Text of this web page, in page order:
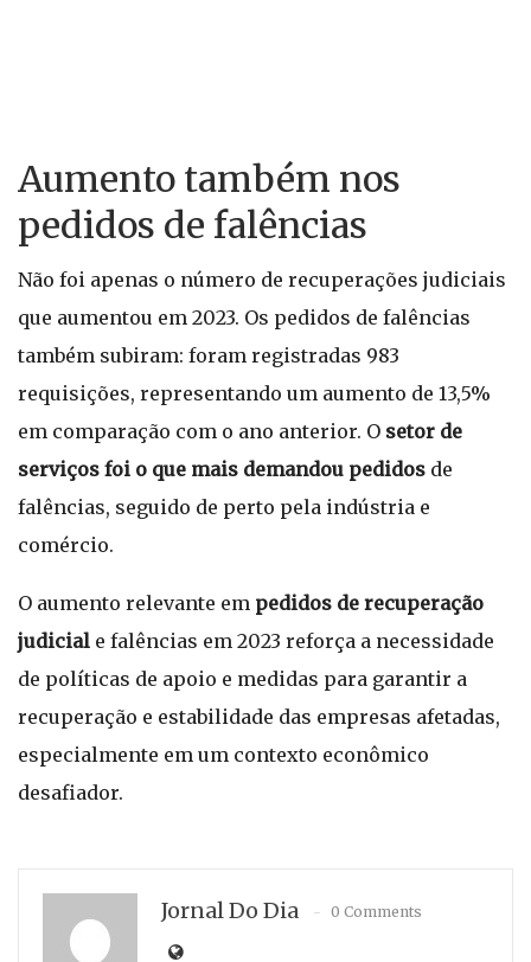
Aumento também nos
pedidos de falências
Não foi apenas o número de recuperações judiciais
que aumentou em 2023. Os pedidos de falências
também subiram: foram registradas 983
requisições, representando um aumento de 13,5%
em comparação com o ano anterior. O setor de
serviços foi o que mais demandou pedidos de
falências, seguido de perto pela indústria e
comércio.
O aumento relevante em pedidos de recuperação
judicial e falências em 2023 reforça a necessidade
de políticas de apoio e medidas para garantir a
recuperação e estabilidade das empresas afetadas,
especialmente em um contexto econômico
desafiador.
Jornal Do Dia 0 Comments